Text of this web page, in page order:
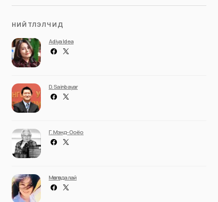
НИЙТЛЭЛЧИД
Adiya Idea
D. Sainbayar
Г. Мэнд-Ооёо
Мөнгөндалай